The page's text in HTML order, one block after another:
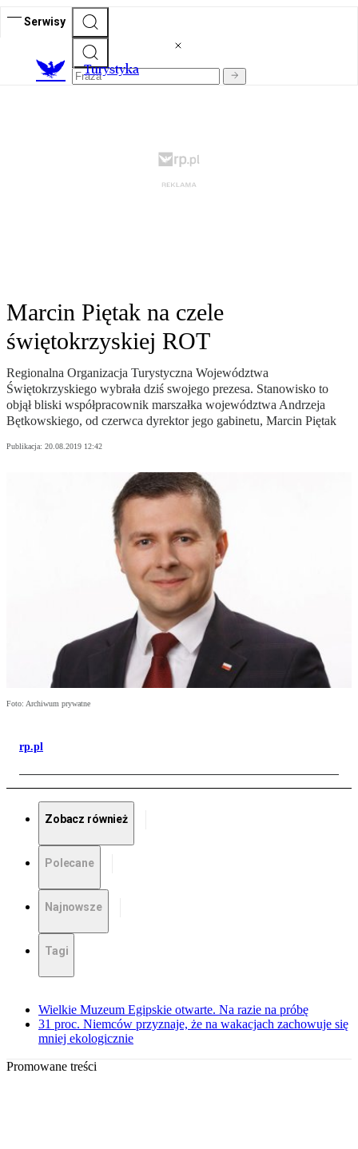
Serwisy
Turystyka
Marcin Piętak na czele
świętokrzyskiej ROT
Regionalna Organizacja Turystyczna Województwa
Świętokrzyskiego wybrała dziś swojego prezesa. Stanowisko to
objął bliski współpracownik marszałka województwa Andrzeja
Bętkowskiego, od czerwca dyrektor jego gabinetu, Marcin Piętak
Publikacja: 20.08.2019 12:42
Foto: Archiwum prywatne
rp.pl
Zobacz również
Polecane
Najnowsze
Tagi
Wielkie Muzeum Egipskie otwarte. Na razie na próbę
31 proc. Niemców przyznaje, że na wakacjach zachowuje się
mniej ekologicznie
Promowane treści